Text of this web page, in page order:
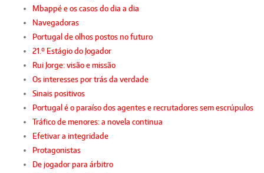
Mbappé e os casos do dia a dia
Navegadoras
Portugal de olhos postos no futuro
21.º Estágio do Jogador
Rui Jorge: visão e missão
Os interesses por trás da verdade
Sinais positivos
Portugal é o paraíso dos agentes e recrutadores sem escrúpulos
Tráfico de menores: a novela continua
Efetivar a integridade
Protagonistas
De jogador para árbitro